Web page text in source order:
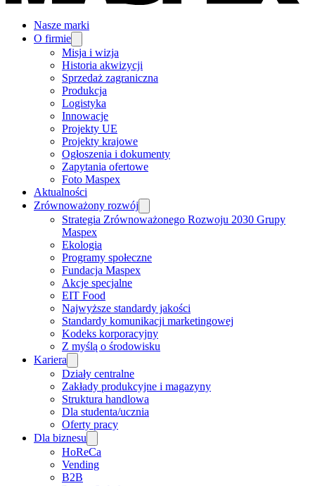
Nasze marki
O firmie
Misja i wizja
Historia akwizycji
Sprzedaż zagraniczna
Produkcja
Logistyka
Innowacje
Projekty UE
Projekty krajowe
Ogłoszenia i dokumenty
Zapytania ofertowe
Foto Maspex
Aktualności
Zrównoważony rozwój
Strategia Zrównoważonego Rozwoju 2030 Grupy
Maspex
Ekologia
Programy społeczne
Fundacja Maspex
Akcje specjalne
EIT Food
Najwyższe standardy jakości
Standardy komunikacji marketingowej
Kodeks korporacyjny
Z myślą o środowisku
Kariera
Działy centralne
Zakłady produkcyjne i magazyny
Struktura handlowa
Dla studenta/ucznia
Oferty pracy
Dla biznesu
HoReCa
Vending
B2B